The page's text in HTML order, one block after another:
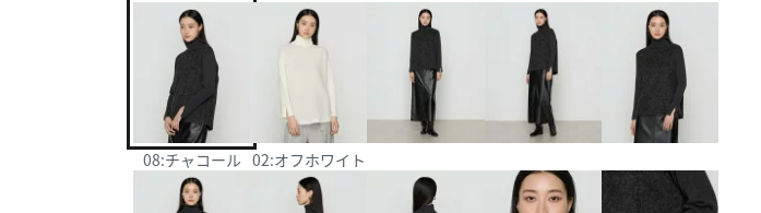
08:チャコール 02:オフホワイト